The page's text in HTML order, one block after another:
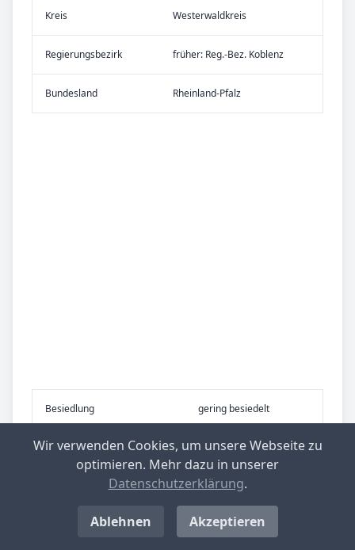
Kreis Westerwaldkreis
Re­gier­ungs­bezirk früher: Reg.-Bez. Koblenz
Bundes­land Rheinland-Pfalz
Be­sied­lung gering besiedelt
Be­lieb­te Rei­se­zie­le Westerwald
Nachrichten aus Kroppach
Wir verwenden Cookies, um unsere Webseite zu
optimieren. Mehr dazu in unserer
Datenschutzerklärung.
Ablehnen Akzeptieren